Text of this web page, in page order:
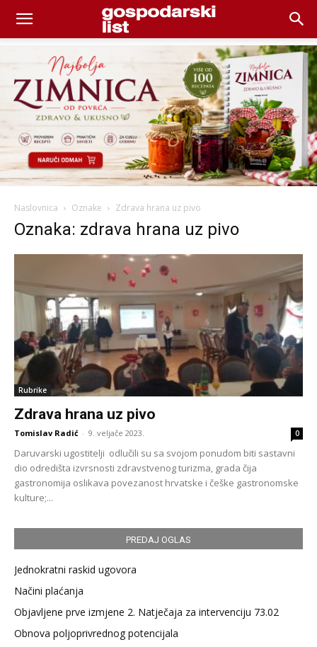
Naslovnica Oznake Zdrava hrana uz pivo
Oznaka: zdrava hrana uz pivo
Rubrike
Zdrava hrana uz pivo
Tomislav Radić - 9. veljače 2023. 0
Daruvarski ugostitelji odlučili su sa svojom ponudom biti sastavni
dio odredišta izvrsnosti zdravstvenog turizma, grada čija
gastronomija oslikava povezanost hrvatske i češke gastronomske
kulture;...
PREDAJ OGLAS
Jednokratni raskid ugovora
Načini plaćanja
Objavljene prve izmjene 2. Natječaja za intervenciju 73.02
Obnova poljoprivrednog potencijala